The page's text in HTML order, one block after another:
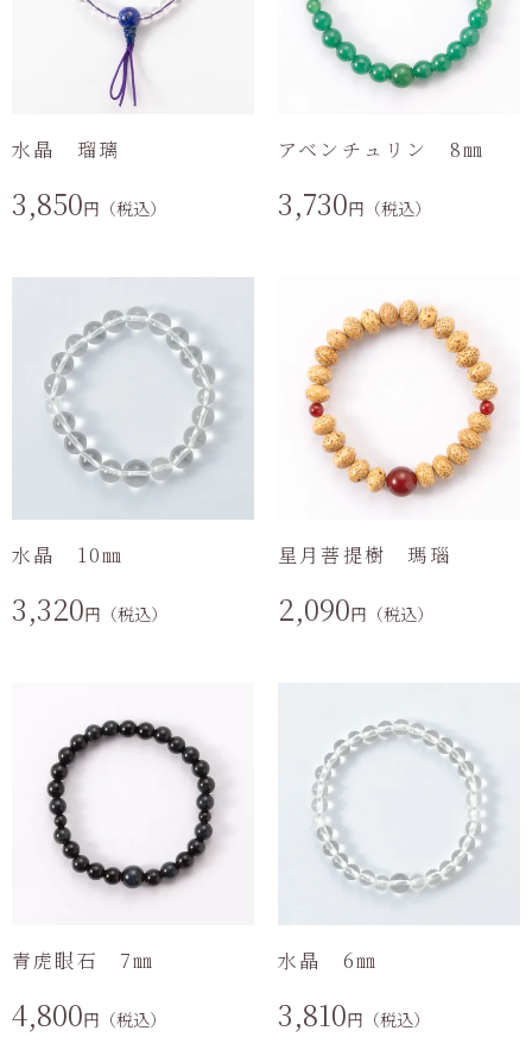
水晶 瑠璃
3,850円（税込）
アベンチュリン 8㎜
3,730円（税込）
水晶 10㎜
3,320円（税込）
星月菩提樹 瑪瑙
2,090円（税込）
青虎眼石 7㎜
4,800円（税込）
水晶 6㎜
3,810円（税込）